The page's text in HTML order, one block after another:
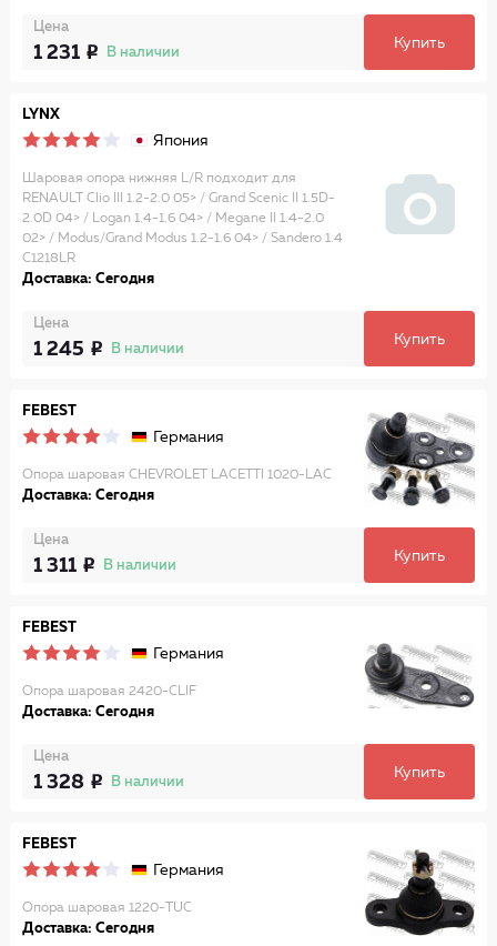
Цена
1 231 В наличии
Купить
LYNX
Япония
Шаровая опора нижняя L/R подходит для
RENAULT Clio III 1.2-2.0 05> / Grand Scenic II 1.5D-
2.0D 04> / Logan 1.4-1.6 04> / Megane II 1.4-2.0
02> / Modus/Grand Modus 1.2-1.6 04> / Sandero 1.4
C1218LR
Доставка: Сегодня
Цена
1 245 В наличии
Купить
FEBEST
Германия
Опора шаровая CHEVROLET LACETTI 1020-LAC
Доставка: Сегодня
Цена
1 311 В наличии
Купить
FEBEST
Германия
Опора шаровая 2420-CLIF
Доставка: Сегодня
Цена
1 328 В наличии
Купить
FEBEST
Германия
Опора шаровая 1220-TUC
Доставка: Сегодня